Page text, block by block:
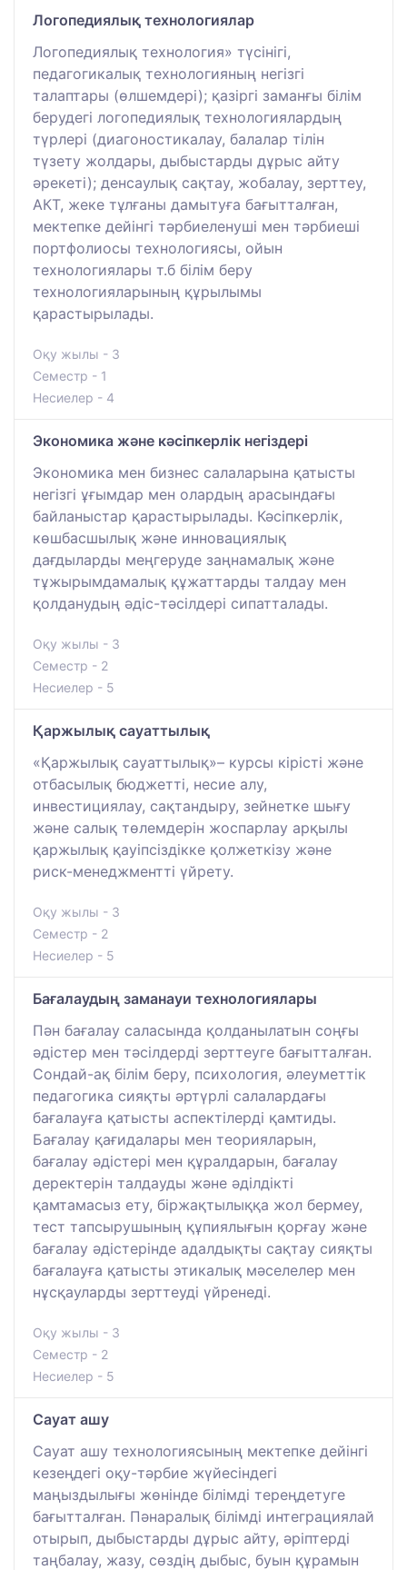
Логопедиялық технологиялар
Логопедиялық технология» түсінігі,
педагогикалық технологияның негізгі
талаптары (өлшемдері); қазіргі заманғы білім
берудегі логопедиялық технологиялардың
түрлері (диагоностикалау, балалар тілін
түзету жолдары, дыбыстарды дұрыс айту
әрекеті); денсаулық сақтау, жобалау, зерттеу,
АКТ, жеке тұлғаны дамытуға бағытталған,
мектепке дейінгі тәрбиеленуші мен тәрбиеші
портфолиосы технологиясы, ойын
технологиялары т.б білім беру
технологияларының құрылымы
қарастырылады.
Оқу жылы - 3
Семестр - 1
Несиелер - 4
Экономика және кәсіпкерлік негіздері
Экономика мен бизнес салаларына қатысты
негізгі ұғымдар мен олардың арасындағы
байланыстар қарастырылады. Кәсіпкерлік,
көшбасшылық және инновациялық
дағдыларды меңгеруде заңнамалық және
тұжырымдамалық құжаттарды талдау мен
қолданудың әдіс-тәсілдері сипатталады.
Оқу жылы - 3
Семестр - 2
Несиелер - 5
Қаржылық сауаттылық
«Қаржылық сауаттылық»– курсы кірісті және
отбасылық бюджетті, несие алу,
инвестициялау, сақтандыру, зейнетке шығу
және салық төлемдерін жоспарлау арқылы
қаржылық қауіпсіздікке қолжеткізу және
риск-менеджментті үйрету.
Оқу жылы - 3
Семестр - 2
Несиелер - 5
Бағалаудың заманауи технологиялары
Пән бағалау саласында қолданылатын соңғы
әдістер мен тәсілдерді зерттеуге бағытталған.
Сондай-ақ білім беру, психология, әлеуметтік
педагогика сияқты әртүрлі салалардағы
бағалауға қатысты аспектілерді қамтиды.
Бағалау қағидалары мен теорияларын,
бағалау әдістері мен құралдарын, бағалау
деректерін талдауды және әділдікті
қамтамасыз ету, біржақтылыққа жол бермеу,
тест тапсырушының құпиялығын қорғау және
бағалау әдістерінде адалдықты сақтау сияқты
бағалауға қатысты этикалық мәселелер мен
нұсқауларды зерттеуді үйренеді.
Оқу жылы - 3
Семестр - 2
Несиелер - 5
Сауат ашу
Сауат ашу технологиясының мектепке дейінгі
кезеңдегі оқу-тәрбие жүйесіндегі
маңыздылығы жөнінде білімді тереңдетуге
бағытталған. Пәнаралық білімді интеграциялай
отырып, дыбыстарды дұрыс айту, әріптерді
таңбалау, жазу, сөздің дыбыс, буын құрамын